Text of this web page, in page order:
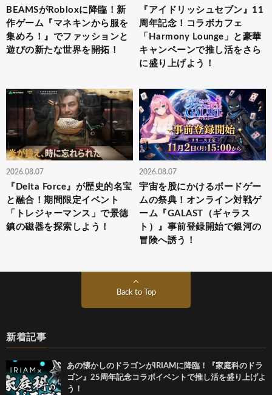
BEAMSがRobloxに降臨！新
作ゲーム『マネキンから服を
集めろ！』でファッションと
遊びの新たな世界を開拓！
『アイドリッシュセブン』11
周年記念！コラボカフェ
「Harmony Lounge」と豪華
キャンペーンで推し活をさら
に盛り上げよう！
2026.08.07
『Delta Force』が歴史的名宝
と融合！期間限定イベント
「トレジャーマンス」で景徳
鎮の磁器を探索しよう！
2026.08.07
宇宙を股にかけるボードゲー
ムの祭典！オンライン対戦ゲ
ーム『GALAST（ギャラス
ト）』事前登録開始で銀河の
冒険へ誘う！
Back to Top
新着記事
あの懐かしのドラゴンがIRIAMに降臨！『家庭科のドラ
ゴン』25周年記念コラボイベントで推し活を盛り上げよ
う！